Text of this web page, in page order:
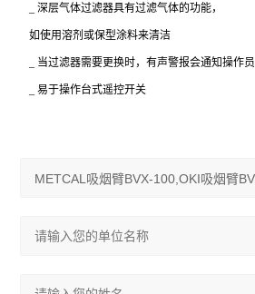
_深层气体过滤器具有过滤气体的功能，
如使用溶剂或保型涂料来清洁
当过滤器需要更换时，有声警报会通知操作员
_易于操作台式遥控开关